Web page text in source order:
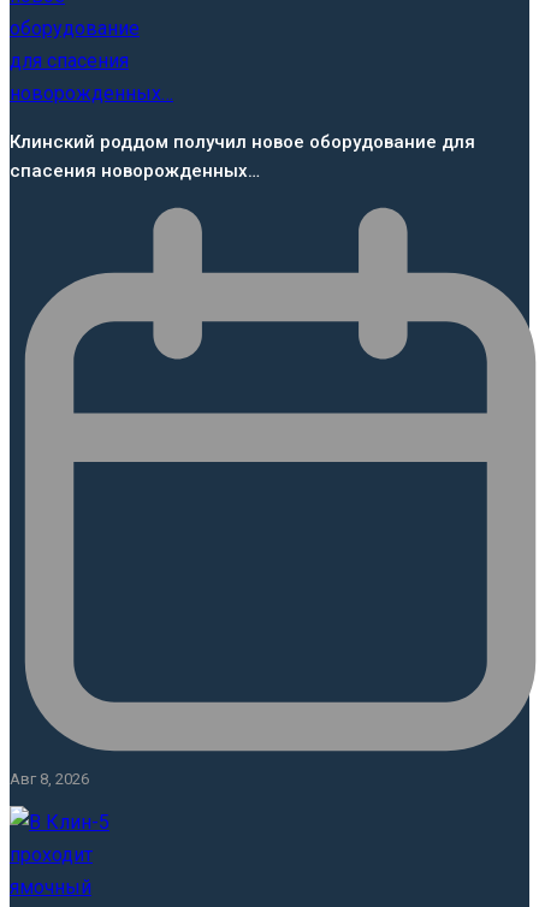
Клинский роддом получил новое оборудование для
спасения новорожденных…
Авг 8, 2026